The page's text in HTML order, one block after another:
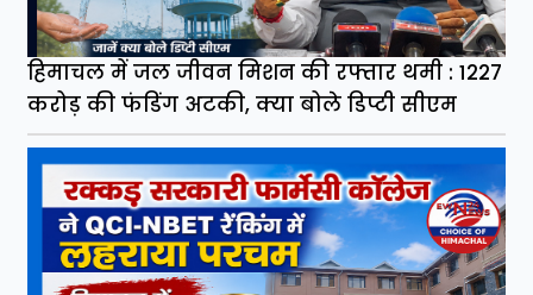
हिमाचल में जल जीवन मिशन की रफ्तार थमी : 1227
करोड़ की फंडिंग अटकी, क्या बोले डिप्टी सीएम